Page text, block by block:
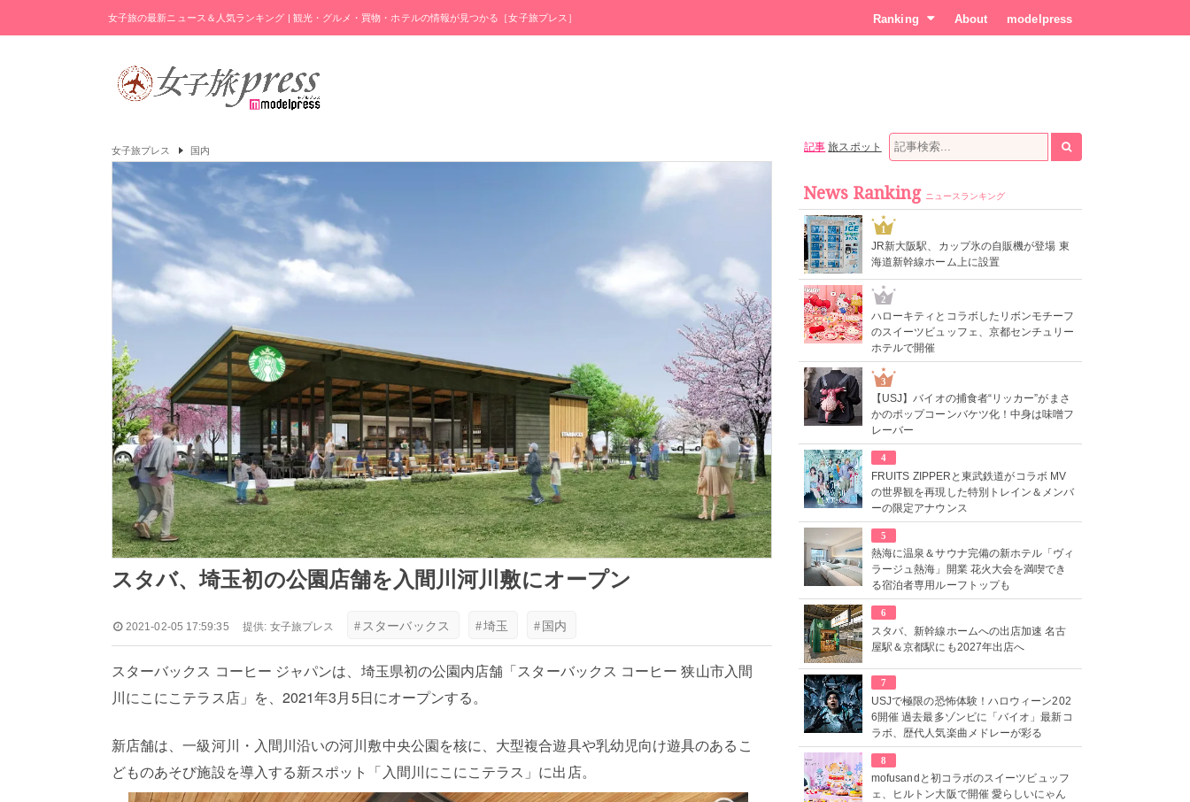
女子旅の最新ニュース＆人気ランキング | 観光・グルメ・買物・ホテルの情報が見つかる［女子旅プレス］ Ranking About modelpress
女子旅プレス 国内
スタバ、埼玉初の公園店舗を入間川河川敷にオープン
2021-02-05 17:59:35 提供: 女子旅プレス # スターバックス #埼玉 # 国内
スターバックス コーヒー ジャパンは、埼玉県初の公園内店舗「スターバックス コーヒー 狭山市入間
川にこにこテラス店」を、2021年3月5日にオープンする。
新店舗は、一級河川・入間川沿いの河川敷中央公園を核に、大型複合遊具や乳幼児向け遊具のあるこ
どものあそび施設を導入する新スポット「入間川にこにこテラス」に出店。
記事 旅スポット
News Ranking ニュースランキング
1
JR新大阪駅、カップ氷の自販機が登場 東
海道新幹線ホーム上に設置
2
ハローキティとコラボしたリボンモチーフ
のスイーツビュッフェ、京都センチュリー
ホテルで開催
3
【USJ】バイオの捕食者“リッカー”がまさ
かのポップコーンバケツ化！中身は味噌フ
レーバー
4
FRUITS ZIPPERと東武鉄道がコラボ MV
の世界観を再現した特別トレイン＆メンバ
ーの限定アナウンス
5
熱海に温泉＆サウナ完備の新ホテル「ヴィ
ラージュ熱海」開業 花火大会を満喫でき
る宿泊者専用ルーフトップも
6
スタバ、新幹線ホームへの出店加速 名古
屋駅＆京都駅にも2027年出店へ
7
USJで極限の恐怖体験！ハロウィーン202
6開催 過去最多ゾンビに「バイオ」最新コ
ラボ、歴代人気楽曲メドレーが彩る
8
mofusandと初コラボのスイーツビュッフ
ェ、ヒルトン大阪で開催 愛らしいにゃん